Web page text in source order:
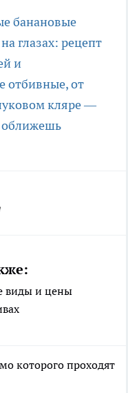
банановые
глазах: рецепт
и
отбивные, от
кляре —
оближешь
виды и цены
которого проходят